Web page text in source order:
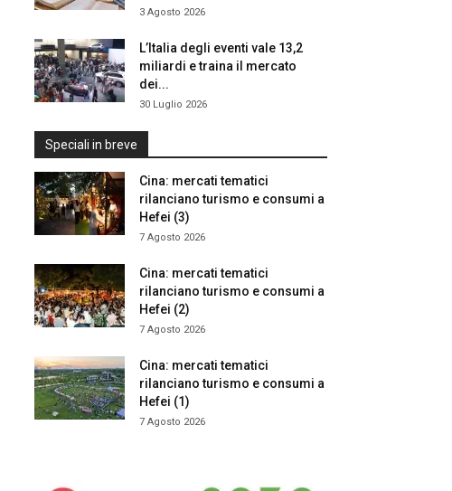
3 Agosto 2026
L’Italia degli eventi vale 13,2
miliardi e traina il mercato
dei...
30 Luglio 2026
Speciali in breve
Cina: mercati tematici
rilanciano turismo e consumi a
Hefei (3)
7 Agosto 2026
Cina: mercati tematici
rilanciano turismo e consumi a
Hefei (2)
7 Agosto 2026
Cina: mercati tematici
rilanciano turismo e consumi a
Hefei (1)
7 Agosto 2026